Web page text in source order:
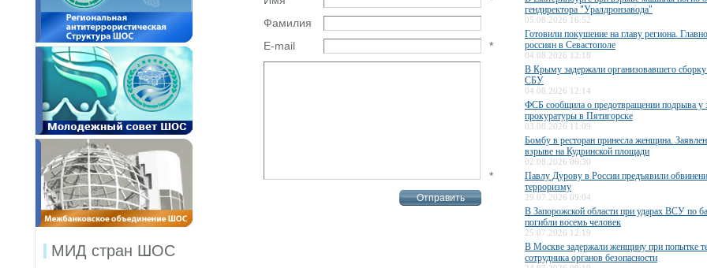
МИД стран ШОС
Фамилия
E-mail
*
*
гендиректора "Уралдронзавода"
05.08.2026 16:52
Готовили покушение на главу региона.
россиян в Севастополе
04.08.2026 12:18
В Крыму задержали организовавшего
СБУ
04.08.2026 12:14
ФСБ сообщила о предотвращении подрыва у
прокуратуры в Пятигорске
03.08.2026 11:09
Бомбу в ресторан принесла женщина.
взрыве на Кудринской площади
02.08.2026 06:30
Павлу Дурову в России предъявили
терроризму
29.07.2026 09:04
В Запорожской области при ударах ВСУ по
погибли восемь человек
25.07.2026 12:19
В Москве задержали женщину при попытке
сотрудника органов безопасности